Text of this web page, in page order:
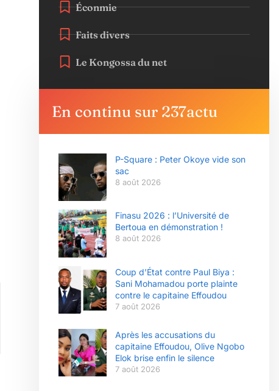
Éconmie
Faits divers
Le Kongossa du net
En continu sur 237actu
P-Square : Peter Okoye vide son
sac
8 août 2026
Finasu 2026 : l’Université de
Bertoua en démonstration !
8 août 2026
Coup d’État contre Paul Biya :
Sani Mohamadou porte plainte
contre le capitaine Effoudou
7 août 2026
Après les accusations du
capitaine Effoudou, Olive Ngobo
Elok brise enfin le silence
7 août 2026